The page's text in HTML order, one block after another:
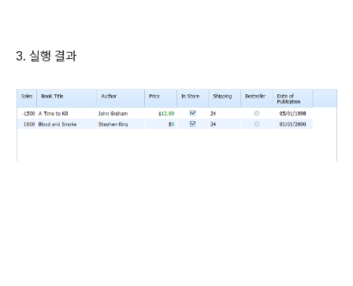
3. 실행 결과